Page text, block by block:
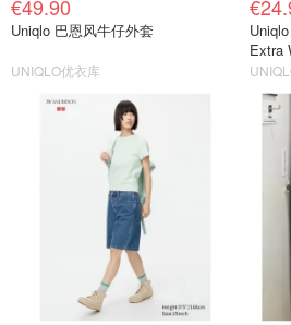
€49.90
Uniqlo 巴恩风牛仔外套
UNIQLO优衣库
Extra